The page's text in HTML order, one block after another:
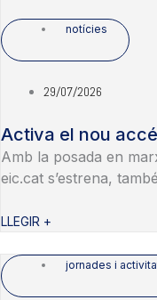
notícies
29/07/2026
Activa el nou
Amb la posada en
eic.cat s’estrena,
LLEGIR +
jornades i